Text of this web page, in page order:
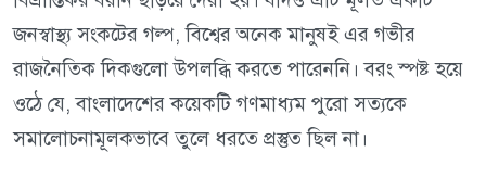
জনস্বাস্থ্য সংকটের গল্প, বিশ্বের অনেক মানুষই এর গভীর
রাজনৈতিক দিকগুলো উপলব্ধি করতে পারেননি। বরং স্পষ্ট হয়ে
ওঠে যে, বাংলাদেশের কয়েকটি গণমাধ্যম পুরো সত্যকে
সমালোচনামূলকভাবে তুলে ধরতে প্রস্তুত ছিল না।